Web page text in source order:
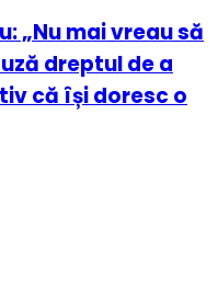
„Nu mai vreau să
dreptul de a
că își doresc o